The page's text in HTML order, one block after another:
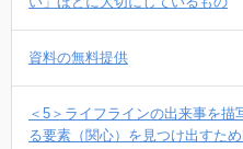
資料の無料提供
＜5＞ライフラインの出来事を
る要素（関心）を見つけ出すた